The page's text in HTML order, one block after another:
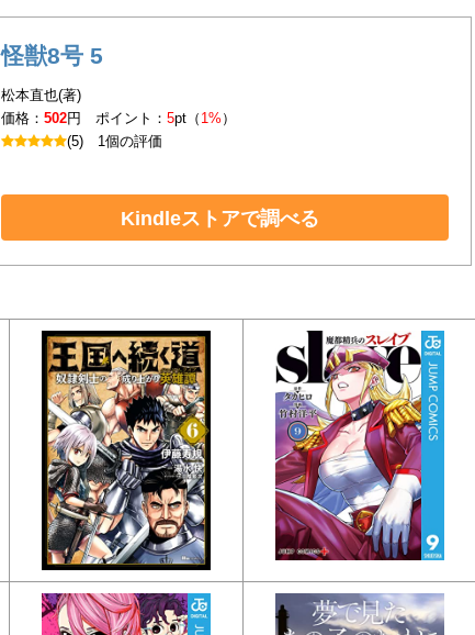
怪獣8号 5
松本直也(著)
価格：502円 ポイント：5pt（ 1% ）
(5) 1個の評価
Kindleストアで調べる